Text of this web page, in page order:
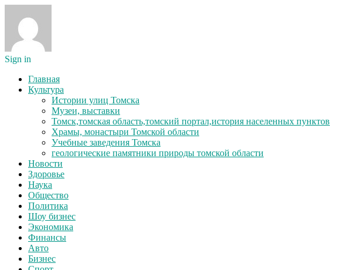
Sign in
Главная
Культура
Истории улиц Томска
Музеи, выставки
Томск,томская область,томский портал,история населенных пунктов
Храмы, монастыри Томской области
Учебные заведения Томска
геологические памятники природы томской области
Новости
Здоровье
Наука
Общество
Политика
Шоу бизнес
Экономика
Финансы
Авто
Бизнес